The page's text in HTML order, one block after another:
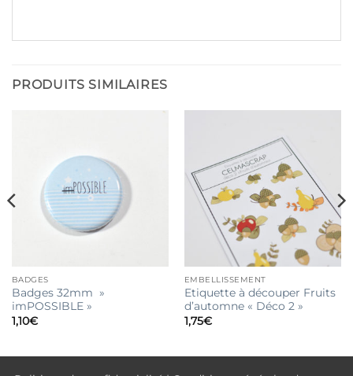
PRODUITS SIMILAIRES
BADGES
Badges 32mm »
imPOSSIBLE »
1,10€
EMBELLISSEMENT
Etiquette à découper Fruits
d’automne « Déco 2 »
1,75€